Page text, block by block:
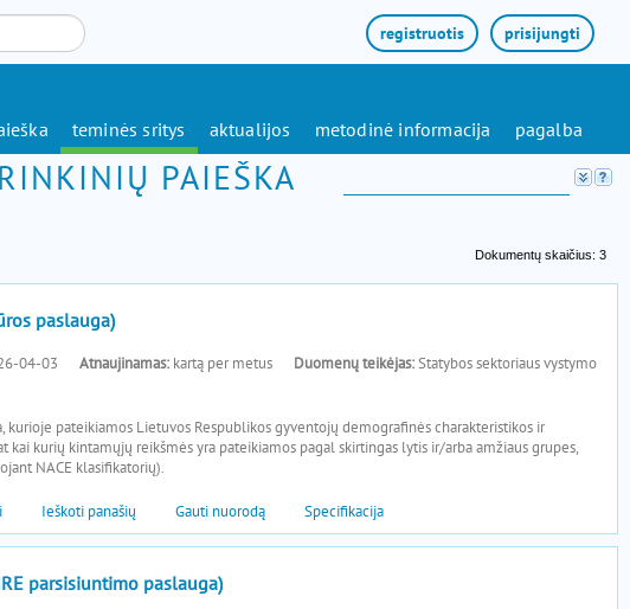
prisijungti
registruotis
teminės sritys aktualijos metodinė informacija pagalba